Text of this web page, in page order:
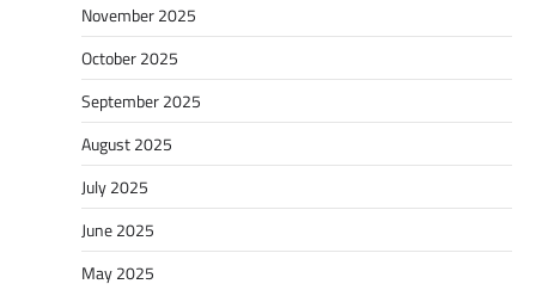
November 2025
October 2025
September 2025
August 2025
July 2025
June 2025
May 2025